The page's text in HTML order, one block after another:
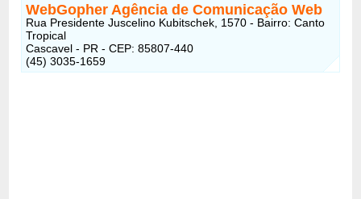
WebGopher Agência de Comunicação Web
Rua Presidente Juscelino Kubitschek, 1570 - Bairro: Canto
Tropical
Cascavel - PR - CEP: 85807-440
(45) 3035-1659